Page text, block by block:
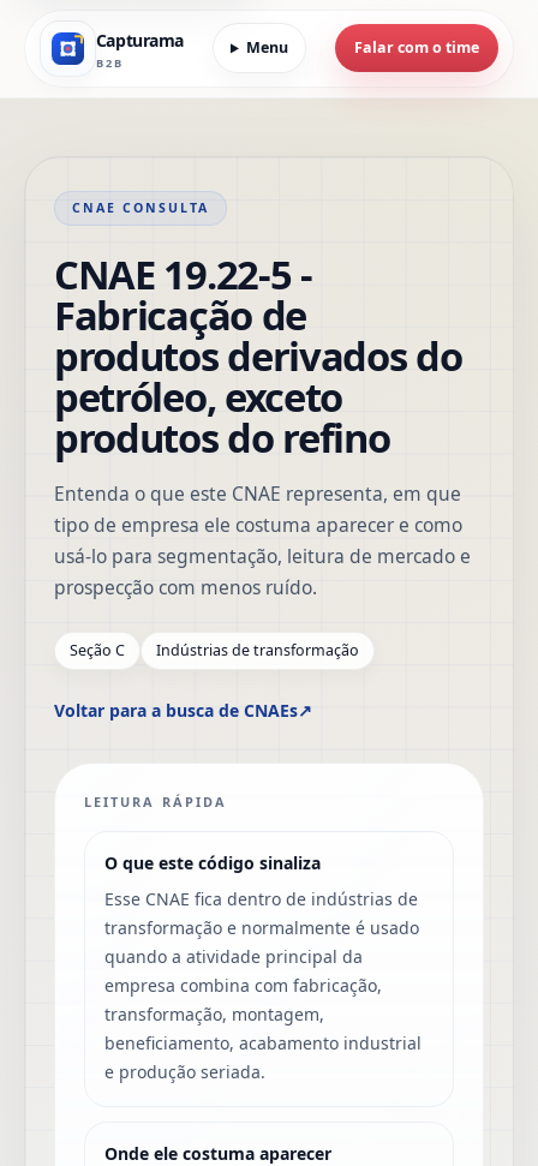
Capturama
B2B
Menu Falar com o time
CNAE CONSULTA
CNAE 19.22-5 -
Fabricação de
produtos derivados do
petróleo, exceto
produtos do refino
Entenda o que este CNAE representa, em que
tipo de empresa ele costuma aparecer e como
usá-lo para segmentação, leitura de mercado e
prospecção com menos ruído.
Seção C Indústrias de transformação
Voltar para a busca de CNAEs↗
LEITURA RÁPIDA
O que este código sinaliza
Esse CNAE fica dentro de indústrias de
transformação e normalmente é usado
quando a atividade principal da
empresa combina com fabricação,
transformação, montagem,
beneficiamento, acabamento industrial
e produção seriada.
Onde ele costuma aparecer